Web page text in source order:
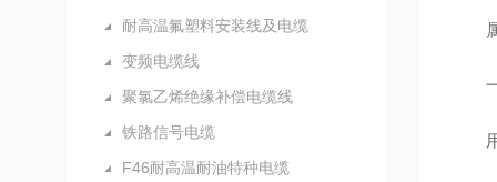
耐高温氟塑料安装线及电缆
变频电缆线
聚氯乙烯绝缘补偿电缆线
铁路信号电缆
F46耐高温耐油特种电缆
属
一
用